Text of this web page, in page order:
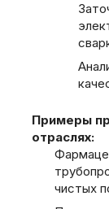
Примеры
отраслях:
чистых